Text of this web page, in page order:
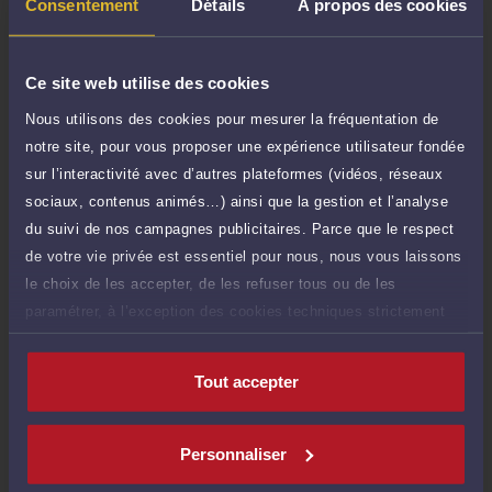
Consentement Détails À propos des cookies
Ce site web utilise des cookies
Nous utilisons des cookies pour mesurer la fréquentation de
notre site, pour vous proposer une expérience utilisateur fondée
sur l’interactivité avec d’autres plateformes (vidéos, réseaux
sociaux, contenus animés…) ainsi que la gestion et l’analyse
du suivi de nos campagnes publicitaires. Parce que le respect
de votre vie privée est essentiel pour nous, nous vous laissons
le choix de les accepter, de les refuser tous ou de les
paramétrer, à l’exception des cookies techniques strictement
nécessaires au fonctionnement du site.
Tout accepter
Personnaliser
de 1.000 caractères)
Consultation écrite
Etude de votre dossier + possibilité
d'ajout d'une pièce jointe
200 €
TTC
Consulter par écrit
Compétences
Droit pénal général